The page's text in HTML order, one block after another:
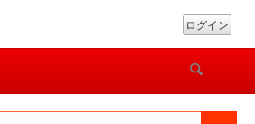
ログイン